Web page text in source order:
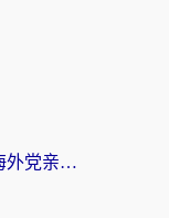
雷神手游和FlashBack好用吗？海外党亲测指南，避开破解版坑轻松访问国内资源